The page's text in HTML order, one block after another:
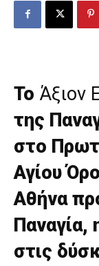
Το Άξιον
της
στο
Αγίου
Αθήνα
στις